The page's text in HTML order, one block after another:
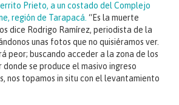
Prieto, a un costado del Complejo
región de Tarapacá. “Es la muerte
dice Rodrigo Ramírez, periodista de la
unas fotos que no quisiéramos ver.
peor; buscando acceder a la zona de los
se produce el masivo ingreso
nos topamos in situ con el levantamiento